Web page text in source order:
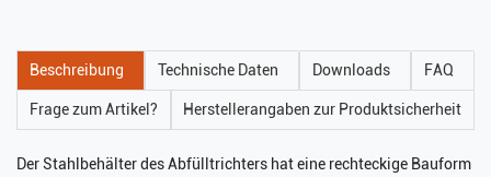
Beschreibung Technische Daten Downloads FAQ
Frage zum Artikel? Herstellerangaben zur Produktsicherheit
Der Stahlbehälter des Abfülltrichters hat eine rechteckige Bauform